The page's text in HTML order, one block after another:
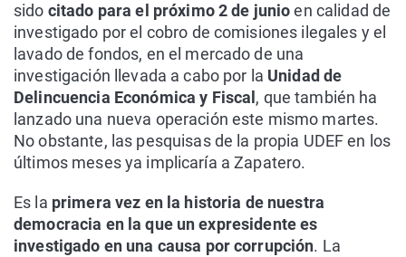
sido citado para el próximo 2 de junioen calidad de
investigado por el cobro de comisiones ilegales y el
lavado de fondos, en el mercado de una
investigación llevada a cabo por la Unidad de
Delincuencia Económica y Fiscal , que también ha
lanzado una nueva operación este mismo martes.
No obstante, las pesquisas de la propia UDEF en los
últimos meses ya implicaría a Zapatero.
Es la primera vez en la historia de nuestra
democracia en la que un expresidente es
investigado en una causa por corrupción. La